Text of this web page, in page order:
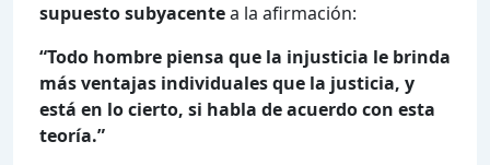
supuesto subyacentea la afirmación:
“Todo hombre piensa que la injusticia le brinda
más ventajas individuales que la justicia, y
está en lo cierto, si habla de acuerdo con esta
teoría.”